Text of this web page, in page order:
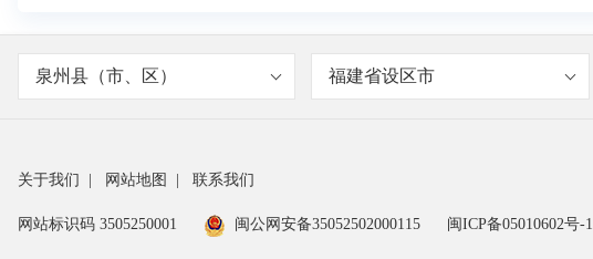
泉州县（市、区） 福建省设区市
关于我们 网站地图 联系我们
网站标识码 3505250001 闽公网安备35052502000115 闽ICP备05010602号-1